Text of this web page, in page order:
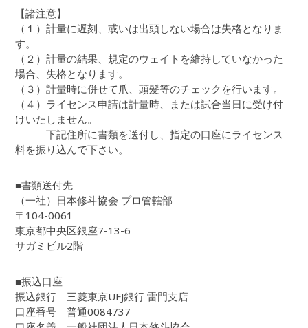
【諸注意】
（１）計量に遅刻、或いは出頭しない場合は失格となりま
す。
（２）計量の結果、規定のウェイトを維持していなかった
場合、失格となります。
（３）計量時に併せて爪、頭髪等のチェックを行います。
（４）ライセンス申請は計量時、または試合当日に受け付
けいたしません。
下記住所に書類を送付し、指定の口座にライセンス
料を振り込んで下さい。
■書類送付先
（一社）日本修斗協会 プロ管轄部
〒104-0061
東京都中央区銀座7-13-6
サガミビル2階
■振込口座
振込銀行 三菱東京UFJ銀行 雷門支店
口座番号 普通0084737